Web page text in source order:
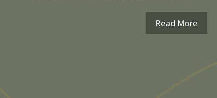
Read More